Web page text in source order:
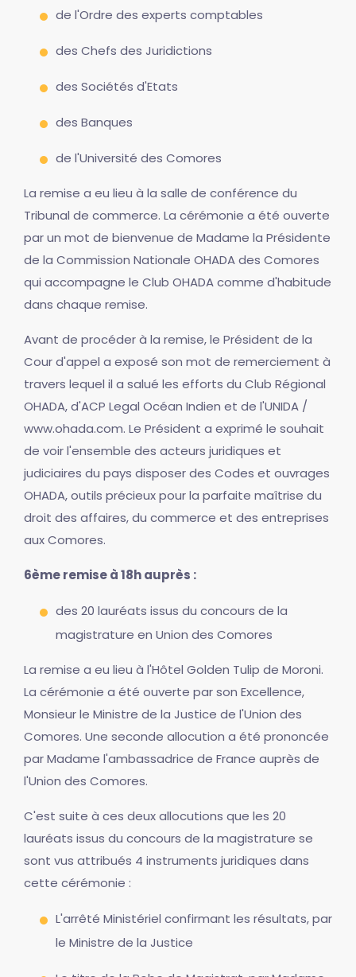
de l'Ordre des experts comptables
des Chefs des Juridictions
des Sociétés d'Etats
des Banques
de l'Université des Comores
La remise a eu lieu à la salle de conférence du
Tribunal de commerce. La cérémonie a été ouverte
par un mot de bienvenue de Madame la Présidente
de la Commission Nationale OHADA des Comores
qui accompagne le Club OHADA comme d'habitude
dans chaque remise.
Avant de procéder à la remise, le Président de la
Cour d'appel a exposé son mot de remerciement à
travers lequel il a salué les efforts du Club Régional
OHADA, d'ACP Legal Océan Indien et de l'UNIDA /
www.ohada.com. Le Président a exprimé le souhait
de voir l'ensemble des acteurs juridiques et
judiciaires du pays disposer des Codes et ouvrages
OHADA, outils précieux pour la parfaite maîtrise du
droit des affaires, du commerce et des entreprises
aux Comores.
6ème remise à 18h auprès :
des 20 lauréats issus du concours de la
magistrature en Union des Comores
La remise a eu lieu à l'Hôtel Golden Tulip de Moroni.
La cérémonie a été ouverte par son Excellence,
Monsieur le Ministre de la Justice de l'Union des
Comores. Une seconde allocution a été prononcée
par Madame l'ambassadrice de France auprès de
l'Union des Comores.
C'est suite à ces deux allocutions que les 20
lauréats issus du concours de la magistrature se
sont vus attribués 4 instruments juridiques dans
cette cérémonie :
L'arrêté Ministériel confirmant les résultats, par
le Ministre de la Justice